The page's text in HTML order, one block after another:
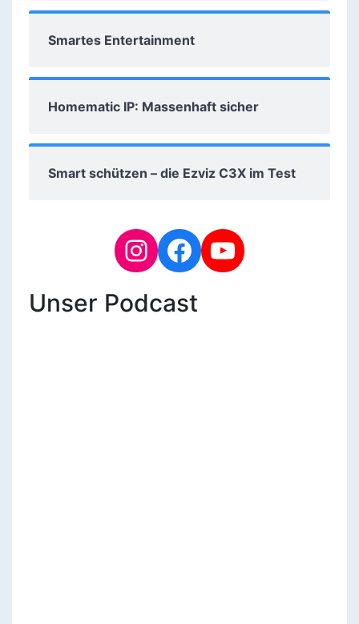
Smartes Entertainment
Homematic IP: Massenhaft sicher
Smart schützen – die Ezviz C3X im Test
Unser Podcast